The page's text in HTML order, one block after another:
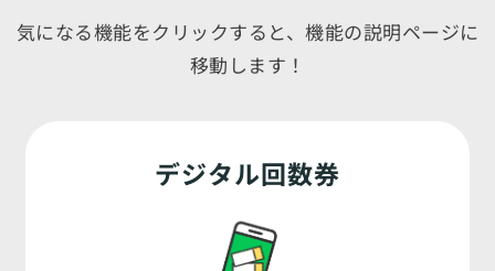
気になる機能をクリックすると、機能の説明ページに
移動します！
デジタル回数券